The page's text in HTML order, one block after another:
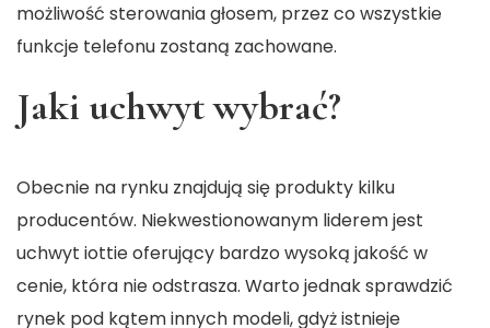
możliwość sterowania głosem, przez co wszystkie
funkcje telefonu zostaną zachowane.
Jaki uchwyt wybrać?
Obecnie na rynku znajdują się produkty kilku
producentów. Niekwestionowanym liderem jest
uchwyt iottie oferujący bardzo wysoką jakość w
cenie, która nie odstrasza. Warto jednak sprawdzić
rynek pod kątem innych modeli, gdyż istnieje